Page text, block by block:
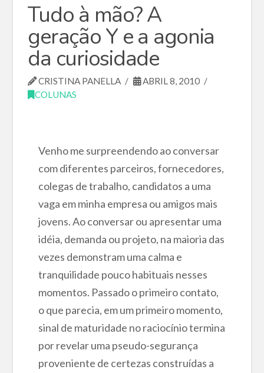
Tudo à mão? A
geração Y e a agonia
da curiosidade
CRISTINA PANELLA
ABRIL 8, 2010
COLUNAS
Venho me surpreendendo ao conversar
com diferentes parceiros, fornecedores,
colegas de trabalho, candidatos a uma
vaga em minha empresa ou amigos mais
jovens. Ao conversar ou apresentar uma
idéia, demanda ou projeto, na maioria das
vezes demonstram uma calma e
tranquilidade pouco habituais nesses
momentos. Passado o primeiro contato,
o que parecia, em um primeiro momento,
sinal de maturidade no raciocínio termina
por revelar uma pseudo-segurança
proveniente de certezas construídas a